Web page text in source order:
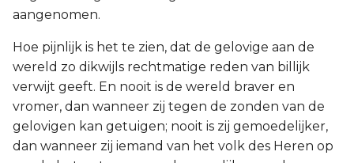
aangenomen.
Hoe pijnlijk is het te zien, dat de gelovige aan de
wereld zo dikwijls rechtmatige reden van billijk
verwijt geeft. En nooit is de wereld braver en
vromer, dan wanneer zij tegen de zonden van de
gelovigen kan getuigen; nooit is zij gemoedelijker,
dan wanneer zij iemand van het volk des Heren op